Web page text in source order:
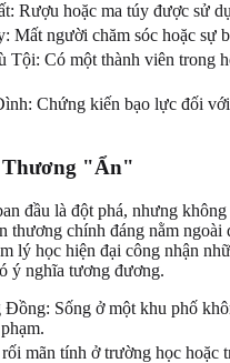
Rượu hoặc ma túy được sử
Mất người chăm sóc hoặc sự
Tội: Có một thành viên trong
Chứng kiến bạo lực đối
Thương "Ẩn"
đầu là đột phá, nhưng không
thương chính đáng nằm ngoài
lý học hiện đại công nhận
ý nghĩa tương đương.
Sống ở một khu phố
mãn tính ở trường học hoặc